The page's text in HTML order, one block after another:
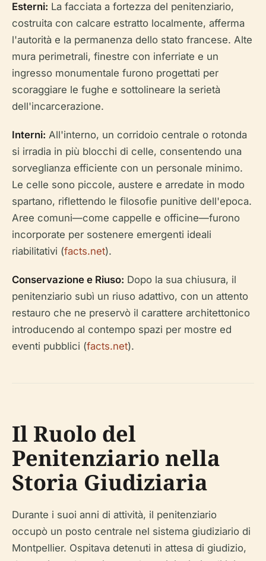
Esterni: La facciata a fortezza del penitenziario,
costruita con calcare estratto localmente, afferma
l'autorità e la permanenza dello stato francese. Alte
mura perimetrali, finestre con inferriate e un
ingresso monumentale furono progettati per
scoraggiare le fughe e sottolineare la serietà
dell'incarcerazione.
Interni: All'interno, un corridoio centrale o rotonda
si irradia in più blocchi di celle, consentendo una
sorveglianza efficiente con un personale minimo.
Le celle sono piccole, austere e arredate in modo
spartano, riflettendo le filosofie punitive dell'epoca.
Aree comuni—come cappelle e officine—furono
incorporate per sostenere emergenti ideali
riabilitativi (facts.net).
Conservazione e Riuso: Dopo la sua chiusura, il
penitenziario subì un riuso adattivo, con un attento
restauro che ne preservò il carattere architettonico
introducendo al contempo spazi per mostre ed
eventi pubblici (facts.net).
Il Ruolo del
Penitenziario nella
Storia Giudiziaria
Durante i suoi anni di attività, il penitenziario
occupò un posto centrale nel sistema giudiziario di
Montpellier. Ospitava detenuti in attesa di giudizio,